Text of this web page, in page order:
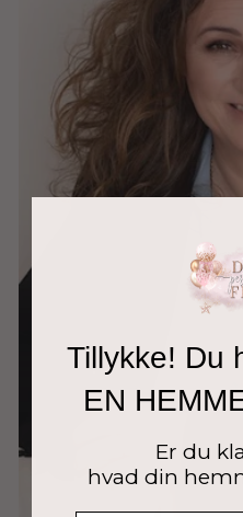
Tillykke! Du
EN
Er du
hvad din